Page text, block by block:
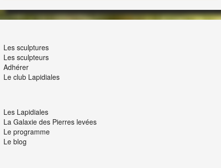
Les sculptures
Les sculpteurs
Adhérer
Le club Lapidiales
Les Lapidiales
La Galaxie des Pierres levées
Le programme
Le blog